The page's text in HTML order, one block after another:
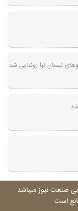
نیسان ترا رونمایی شد
صنعت نيوز ميباشد
است